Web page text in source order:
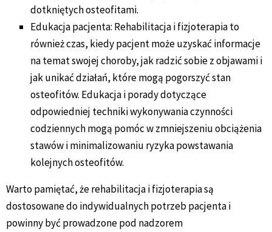
dotkniętych osteofitami.
Edukacja pacjenta: Rehabilitacja i fizjoterapia to
również czas, kiedy pacjent może uzyskać informacje
na temat swojej choroby, jak radzić sobie z objawami i
jak unikać działań, które mogą pogorszyć stan
osteofitów. Edukacja i porady dotyczące
odpowiedniej techniki wykonywania czynności
codziennych mogą pomóc w zmniejszeniu obciążenia
stawów i minimalizowaniu ryzyka powstawania
kolejnych osteofitów.
Warto pamiętać, że rehabilitacja i fizjoterapia są
dostosowane do indywidualnych potrzeb pacjenta i
powinny być prowadzone pod nadzorem